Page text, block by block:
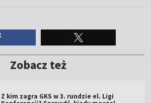
Zobacz też
Z kim zagra GKS w 3. rundzie el. Ligi